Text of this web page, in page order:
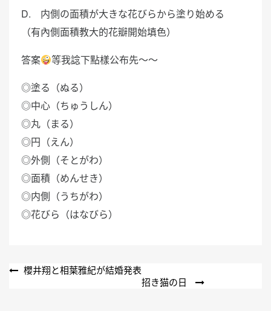
D. 内側の面積が大きな花びらから塗り始める
（有內側面積教大的花瓣開始填色）
答案
等我諗下點樣公布先～～
◎塗る（ぬる）
◎中心（ちゅうしん）
◎丸（まる）
◎円（えん）
◎外側（そとがわ）
◎面積（めんせき）
◎内側（うちがわ）
◎花びら（はなびら）
文 櫻井翔と相葉雅紀が結婚発表
招き猫の日